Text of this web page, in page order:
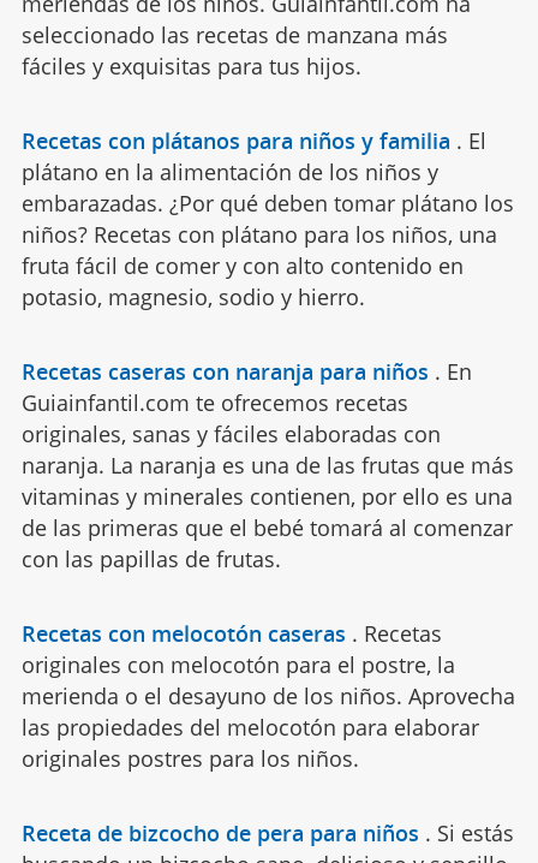
seleccionado las recetas de manzana más
fáciles y exquisitas para tus hijos.
Recetas con plátanos para niños y familia . El
plátano en la alimentación de los niños y
embarazadas. ¿Por qué deben tomar plátano los
niños? Recetas con plátano para los niños, una
fruta fácil de comer y con alto contenido en
potasio, magnesio, sodio y hierro.
Recetas caseras con naranja para niños . En
Guiainfantil.com te ofrecemos recetas
originales, sanas y fáciles elaboradas con
naranja. La naranja es una de las frutas que más
vitaminas y minerales contienen, por ello es una
de las primeras que el bebé tomará al comenzar
con las papillas de frutas.
Recetas con melocotón caseras . Recetas
originales con melocotón para el postre, la
merienda o el desayuno de los niños. Aprovecha
las propiedades del melocotón para elaborar
originales postres para los niños.
Receta de bizcocho de pera para niños . Si estás